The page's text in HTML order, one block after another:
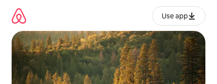
contenido
Use app